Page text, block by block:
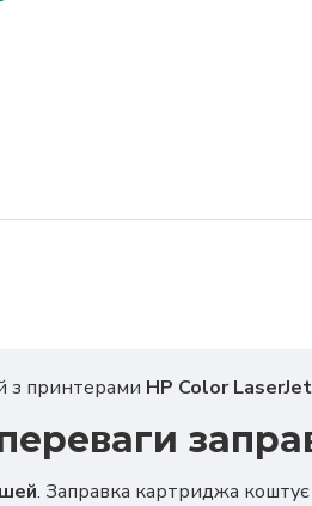
з принтерами HP Color
. Заправка картриджа